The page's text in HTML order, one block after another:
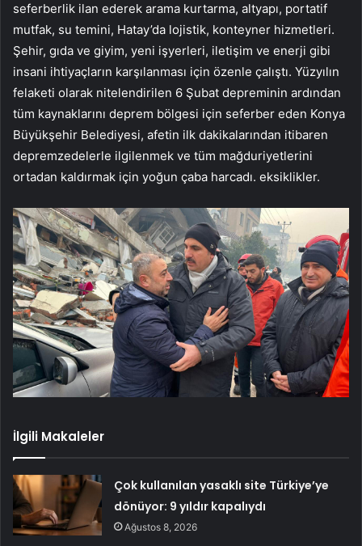
seferberlik ilan ederek arama kurtarma, altyapı, portatif
mutfak, su temini, Hatay’da lojistik, konteyner hizmetleri.
Şehir, gıda ve giyim, yeni işyerleri, iletişim ve enerji gibi
insani ihtiyaçların karşılanması için özenle çalıştı. Yüzyılın
felaketi olarak nitelendirilen 6 Şubat depreminin ardından
tüm kaynaklarını deprem bölgesi için seferber eden Konya
Büyükşehir Belediyesi, afetin ilk dakikalarından itibaren
depremzedelerle ilgilenmek ve tüm mağduriyetlerini
ortadan kaldırmak için yoğun çaba harcadı. eksiklikler.
İlgili Makaleler
Çok kullanılan yasaklı site Türkiye’ye
dönüyor: 9 yıldır kapalıydı
Ağustos 8, 2026